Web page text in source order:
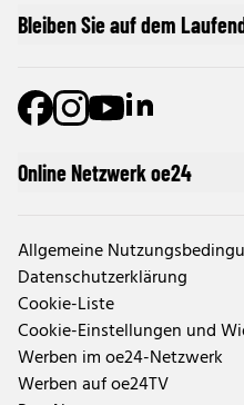
Online Netzwerk oe24
Allgemeine
Datenschutzerklärung
Cookie-Liste
Cookie-Einstellungen und
Werben im oe24-Netzwerk
Werben auf oe24TV
Bleiben Sie auf dem